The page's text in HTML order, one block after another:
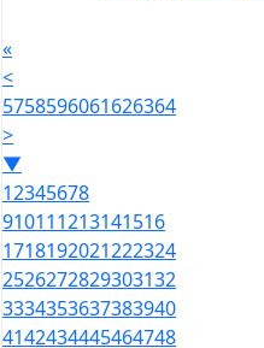
«
<
5758596061626364
>
▼
12345678
910111213141516
1718192021222324
2526272829303132
3334353637383940
4142434445464748